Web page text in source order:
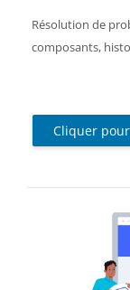
Résolution de
composants,
Cliquer